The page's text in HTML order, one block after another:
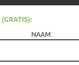
(GRATIS):
NAAM: